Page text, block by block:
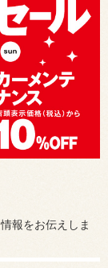
報をお伝えしま